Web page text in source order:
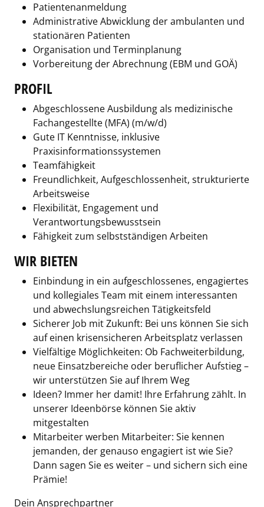
Patientenanmeldung
Administrative Abwicklung der ambulanten und
stationären Patienten
Organisation und Terminplanung
Vorbereitung der Abrechnung (EBM und GOÄ)
PROFIL
Abgeschlossene Ausbildung als medizinische
Fachangestellte (MFA) (m/w/d)
Gute IT Kenntnisse, inklusive
Praxisinformationssystemen
Teamfähigkeit
Freundlichkeit, Aufgeschlossenheit, strukturierte
Arbeitsweise
Flexibilität, Engagement und
Verantwortungsbewusstsein
Fähigkeit zum selbstständigen Arbeiten
WIR BIETEN
Einbindung in ein aufgeschlossenes, engagiertes
und kollegiales Team mit einem interessanten
und abwechslungsreichen Tätigkeitsfeld
Sicherer Job mit Zukunft: Bei uns können Sie sich
auf einen krisensicheren Arbeitsplatz verlassen
Vielfältige Möglichkeiten: Ob Fachweiterbildung,
neue Einsatzbereiche oder beruflicher Aufstieg –
wir unterstützen Sie auf Ihrem Weg
Ideen? Immer her damit! Ihre Erfahrung zählt. In
unserer Ideenbörse können Sie aktiv
mitgestalten
Mitarbeiter werben Mitarbeiter: Sie kennen
jemanden, der genauso engagiert ist wie Sie?
Dann sagen Sie es weiter – und sichern sich eine
Prämie!
Dein Ansprechpartner